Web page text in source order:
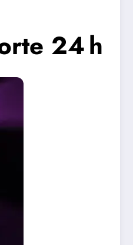
24 h